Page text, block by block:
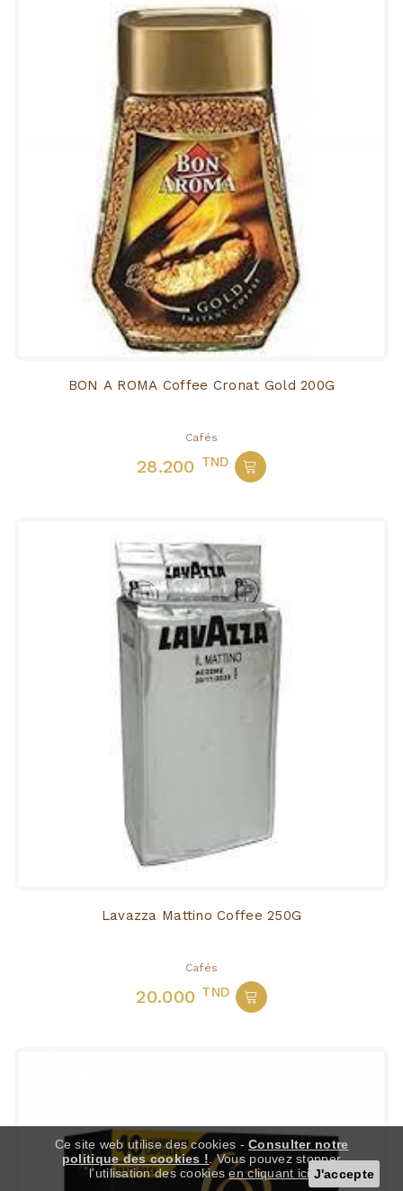
BON A ROMA Coffee Cronat Gold 200G
Cafés
28.200 TND
Lavazza Mattino Coffee 250G
Cafés
20.000 TND
Ce site web utilise des cookies -Consulter notre
politique des cookies ! . Vous pouvez stopper
l'utilisation des cookiesen cliquant ici J'accepte